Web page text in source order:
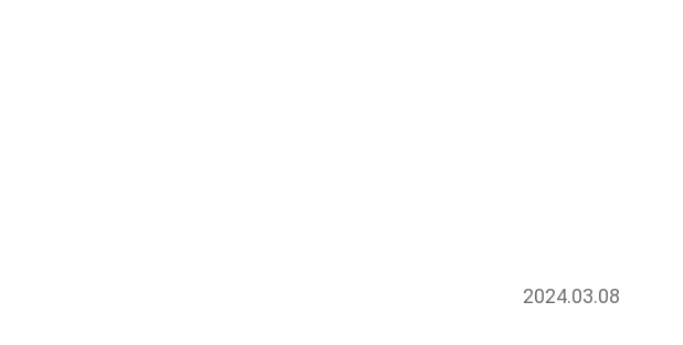
2024.03.08